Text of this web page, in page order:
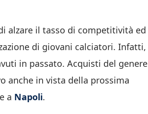
alzare il tasso di competitività ed
di giovani calciatori. Infatti,
in passato. Acquisti del genere
anche in vista della prossima
a Napoli.